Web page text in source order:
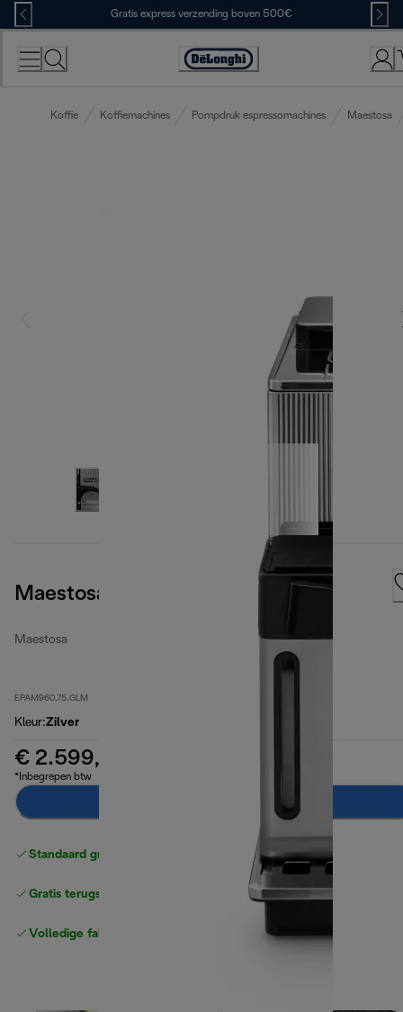
Skip
to
Content
Gratis express verzending boven 500€
Accessibility
Koffie Koffiemachines Pompdruk espressomachines Maestosa
Maestosa, Metal
Maestosa
EPAM960.75.GLM
Kleur:Zilver
€ 2.599,99
*Inbegrepen btw
Standaard gratis verzending
Gratis terugsturen
Volledige fabrieksgarantie